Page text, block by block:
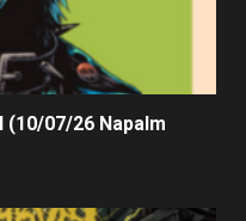
(10/07/26 Napalm